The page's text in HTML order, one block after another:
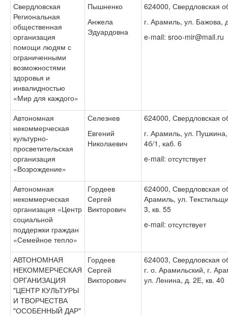
Свердловская
Региональная
общественная
организация
помощи людям с
ограниченными
возможностями
здоровья и
инвалидностью
«Мир для каждого»
Пышненко
Анжела
Эдуардовна
624000, Свердловская
г. Арамиль, ул. Бажова,
e-mail: sroo-mir@mail.ru
Автономная
некоммерческая
культурно-
просветительская
организация
«Возрождение»
Селезнев
Евгений
Николаевич
624000, Свердловская
г. Арамиль, ул.
4б/1, каб. 6
e-mail: отсутствует
Автономная
некоммерческая
организация «Центр
социальной
поддержки граждан
«Семейное тепло»
Гордеев
Сергей
Викторович
624000, Свердловская
Арамиль, ул.
3, кв. 55
e-mail: отсутствует
АВТОНОМНАЯ
НЕКОММЕРЧЕСКАЯ
ОРГАНИЗАЦИЯ
"ЦЕНТР КУЛЬТУРЫ
И ТВОРЧЕСТВА
"ОСОБЕННЫЙ ДАР"
Гордеев
Сергей
Викторович
624003, Свердловская
г. о. Арамильский, г.
ул. Ленина, д. 2Е, кв. 40